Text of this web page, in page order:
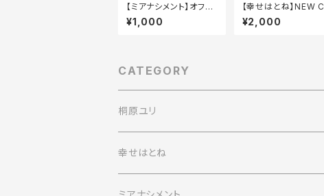
【ミアナシメント】オフシ
ョットチェキ1枚
¥1,000
【幸せはとね】NEW
「胃袋があったら入りた
い。」
¥2,000
CATEGORY
桐原ユリ
幸せはとね